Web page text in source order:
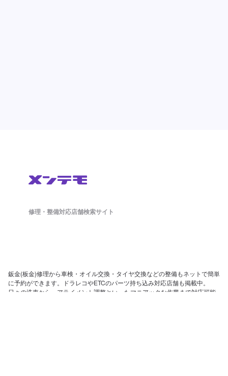
修理・整備対応店舗検索サイト
鈑金(板金)修理から車検・オイル交換・タイヤ交換などの整備もネットで簡単
に予約ができます。ドラレコやETCのパーツ持ち込み対応店舗も掲載中。
日々の洗車から、アライメント調整といったマニアックな作業まで対応可能